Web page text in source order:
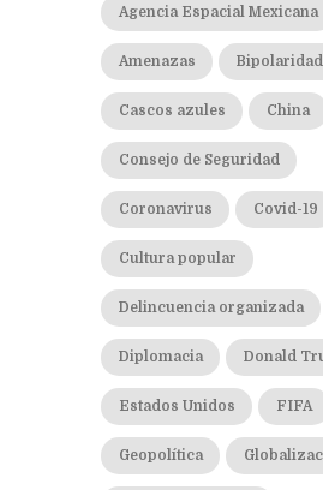
Agencia Espacial Mexicana
Amenazas Bipolaridad
Cascos azules China
Consejo de Seguridad
Coronavirus Covid-19
Cultura popular
Delincuencia organizada
Diplomacia Donald
Estados Unidos FIFA
Geopolítica